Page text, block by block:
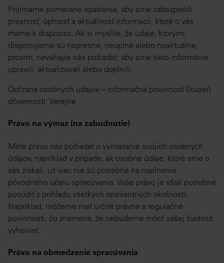
Prijímame primerané opatrenia, aby sme zabezpečili
presnosť, úplnosť a aktuálnosť informácií, ktoré o vás
máme k dispozícii. Ak si myslíte, že údaje, ktorými
disponujeme sú nepresné, neúplné alebo neaktuálne,
prosím, neváhajte nás požiadať, aby sme tieto informácie
upravili, aktualizovali alebo doplnili.
Ochrana osobných údajov – informačná povinnosť Stupeň
dôvernosti: Verejné
Právo na výmaz (na zabudnutie)
Máte právo nás požiadať o vymazanie svojich osobných
údajov, napríklad v prípade, ak osobné údaje, ktoré sme o
vás získali, už viac nie sú potrebné na naplnenie
pôvodného účelu spracúvania. Vaše právo je však potrebné
posúdiť z pohľadu všetkých relevantných okolností.
Napríklad, môžeme mať určité právne a regulačné
povinnosti, čo znamená, že nebudeme môcť vašej žiadosti
vyhovieť.
Právo na obmedzenie spracúvania